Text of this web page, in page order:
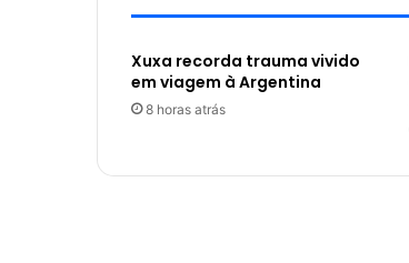
Xuxa recorda trauma vivido
em viagem à Argentina
8 horas atrás